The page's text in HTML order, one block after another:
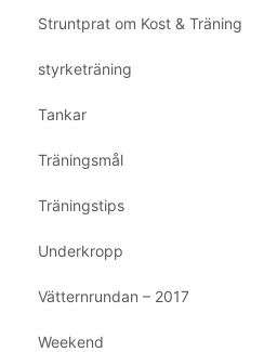
Struntprat om Kost & Träning
styrketräning
Tankar
Träningsmål
Träningstips
Underkropp
Vätternrundan – 2017
Weekend